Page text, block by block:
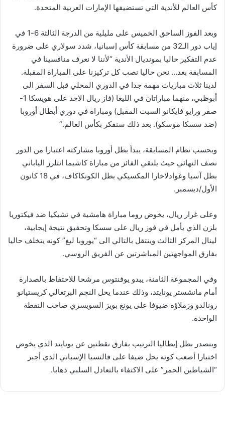
كأس العالم للأندية التي تستضيفها الإمارات العربية المتحدة.
وبعد الفوز الساحق الخميس على مليلية من الدرجة الثالثة 6-1 في
إياب دور الـ32 من مسابقة كأس إسبانيا، شدد سولاري على ضرورة
عدم التفكير حاليا بمونديال الأندية “لأننا لا نعرف منافسينا في
المسابقة بعد… نحن حاليا نصب كل تركيزنا على المباراة المقبلة.
لدينا ثلاث مباريات مهمة جدا في الدوري المحلي قبل السفر الى
أبوظبي، منهما مباراتان في الليغا (فاز ريال الاحد على هويسكا 1-
صفر ورايو فايكانو السبت المقبل) ومباراة في دوري أبطال أوروبا
(ضد سسكا موسكو). بعد ذلك سنفكر بكأس العالم“.
وبحسب نظام المسابقة، يبدأ بطل أوروبا مشاركته اعتبارا من الدور
نصف النهائي حيث يلتقي الفائز من مباراة كاشيما انتلرز الياباني
بطل آسيا وغوادلاخارا المكسيكي بطل الكونكاكاف، في 18 كانون
الأول/ديسمبر .
وعلى غرار ريال، يخوض روما مباراة هامشية في تشيكيا ضد فيكتوريا
بلزن الذي يأمل في فوز ريال على سسكا وتحقيق نتيجة إيجابية،
لينال المركز الثالث وينتقل بالتالي الى “يوروبا ليغ” كونه يتخلف حاليا
بفارق المواجهتين المباشرتين عن الفريق الروسي.
وفي المجموعة الثامنة، يبدو يوفنتوس مرشحا للاحتفاظ بالصدارة
أمام مانشستر يونايتد، وذلك عندما يحل النجم البرتغالي كريستيانو
رونالدو وزملاؤه ضيوفا على يونغ بويز السويسري صاحب النقطة
الواحدة.
ويتصدر بطل إيطاليا الترتيب بفارق نقطتين عن يونايتد الذي يخوض
اختبارا أصعب كونه يحل ضيفا على فالنسيا الإسباني الذي أجبر
“الشياطين الحمر” على الاكتفاء بالتعادل السلبي ذهابا.